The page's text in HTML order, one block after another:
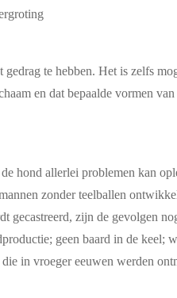
te hebben. Het is zelfs
en dat bepaalde vormen
hond allerlei problemen kan
zonder teelballen
gecastreerd, zijn de gevolgen
geen baard in de keel;
in vroeger eeuwen werden